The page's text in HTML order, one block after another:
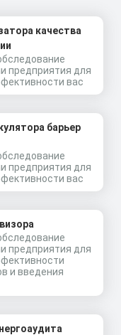
качества
предприятия для
вас
барьер
предприятия для
вас
предприятия для
и введения